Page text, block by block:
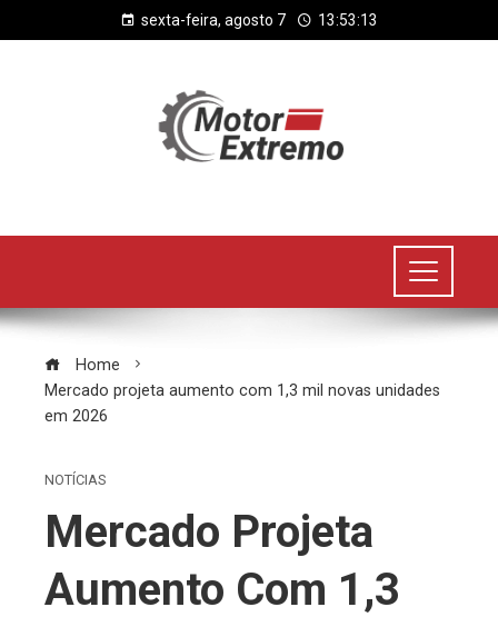
sexta-feira, agosto 7 13:53:14
Home
Mercado projeta aumento com 1,3 mil novas unidades
em 2026
NOTÍCIAS
Mercado Projeta
Aumento Com 1,3